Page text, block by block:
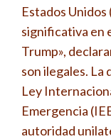
Estados
significativa en
Trump»,
son ilegales. La
Ley
Emergencia
autoridad